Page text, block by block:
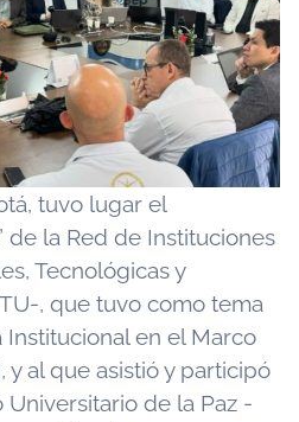
tuvo lugar el
de la Red de Instituciones
Tecnológicas y
, que tuvo como tema
en el Marco
al que asistió y participó
de la Paz -